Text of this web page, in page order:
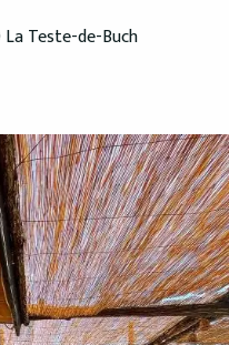
La Teste-de-Buch